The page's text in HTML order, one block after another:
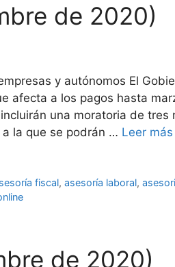
de 2020)
y autónomos El
afecta a los pagos hasta
una moratoria de tres
la que se podrán … Leer más
fiscal,asesoría laboral,
de 2020)